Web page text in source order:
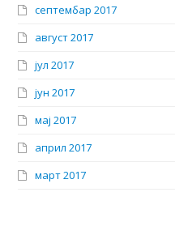
септембар 2017
август 2017
јул 2017
јун 2017
мај 2017
април 2017
март 2017